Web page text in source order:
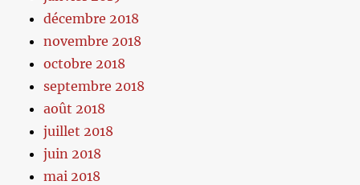
décembre 2018
novembre 2018
octobre 2018
septembre 2018
août 2018
juillet 2018
juin 2018
mai 2018